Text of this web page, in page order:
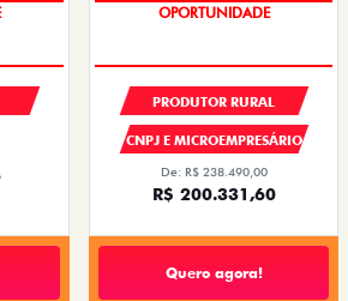
PREÇOS REDUZIDOS
PRODUTOR RURAL
CNPJ E MICROEMPRESÁRIO
De: R$ 238.490,00
R$ 200.331,60
Quero agora!